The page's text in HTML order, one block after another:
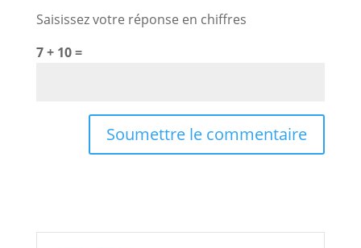
Saisissez votre réponse en chiffres
7 + 10 =
Soumettre le commentaire